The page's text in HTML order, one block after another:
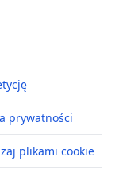
prywatności
plikami cookie